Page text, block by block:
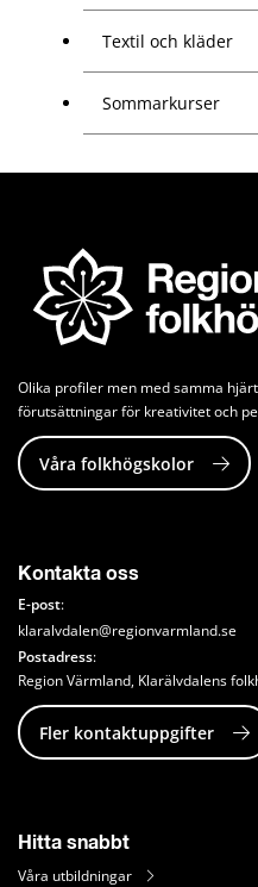
Textil och kläder
Sommarkurser
Olika profiler men med samma
förutsättningar för kreativitet och
Våra folkhögskolor
Kontakta oss
E-post:
klaralvdalen@regionvarmland.se
Postadress:
Region Värmland, Klarälvdalens
Fler kontaktuppgifter
Hitta snabbt
Våra utbildningar